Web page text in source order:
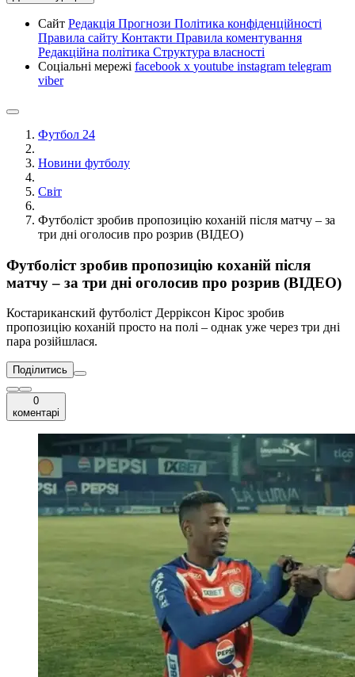
Сайт Редакція Прогнози Політика конфіденційності
Правила сайту Контакти Правила коментування
Редакційна політика Структура власності
Соціальні мережі facebook x youtube instagram telegram
viber
Футбол 24
Новини футболу
Світ
Футболіст зробив пропозицію коханій після матчу – за
три дні оголосив про розрив (ВІДЕО)
Футболіст зробив пропозицію коханій після
матчу – за три дні оголосив про розрив (ВІДЕО)
Костариканский футболіст Дерріксон Кірос зробив
пропозицію коханій просто на полі – однак уже через три дні
пара розійшлася.
Поділитись
0
коментарі